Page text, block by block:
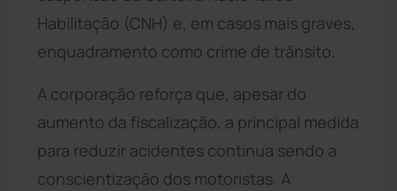
Habilitação (CNH) e, em casos mais graves,
enquadramento como crime de trânsito.
A corporação reforça que, apesar do
aumento da fiscalização, a principal medida
para reduzir acidentes continua sendo a
conscientização dos motoristas. A